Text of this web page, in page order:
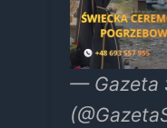
— Gazeta